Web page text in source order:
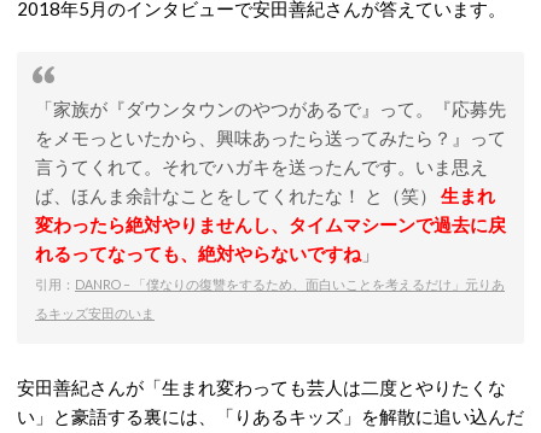
2018年5月のインタビューで安田善紀さんが答えています。
「家族が『ダウンタウンのやつがあるで』って。『応募先
をメモっといたから、興味あったら送ってみたら？』って
言うてくれて。それでハガキを送ったんです。いま思え
ば、ほんま余計なことをしてくれたな！ と（笑） 生まれ
変わったら絶対やりませんし、タイムマシーンで過去に戻
れるってなっても、絶対やらないですね 」
引用： DANRO – 「僕なりの復讐をするため、面白いことを考えるだけ」元りあ
るキッズ安田のいま
安田善紀さんが「生まれ変わっても芸人は二度とやりたくな
い」と豪語する裏には、「りあるキッズ」を解散に追い込んだ